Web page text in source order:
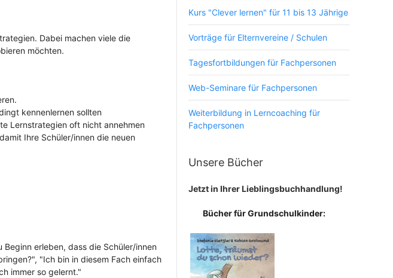
Dabei machen viele die
möchten.
kennenlernen sollten
Lernstrategien oft nicht annehmen
Ihre Schüler/innen die neuen
erleben, dass die Schüler/innen
"Ich bin in diesem Fach einfach
immer so gelernt."
Kurs "Clever lernen" für 11 bis 13 Jährige
Vorträge für Elternvereine / Schulen
Tagesfortbildungen für Fachpersonen
Web-Seminare für Fachpersonen
Weiterbildung in Lerncoaching für
Fachpersonen
Unsere Bücher
Jetzt in Ihrer Lieblingsbuchhandlung!
Bücher für Grundschulkinder: